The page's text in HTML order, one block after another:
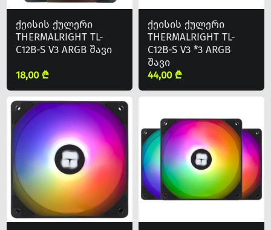
ქეისის ქულერი
THERMALRIGHT TL-
C12B-S V3 ARGB შავი
18,00 ₾
ქეისის ქულერი
THERMALRIGHT TL-
C12B-S V3 *3 ARGB
შავი
44,00 ₾